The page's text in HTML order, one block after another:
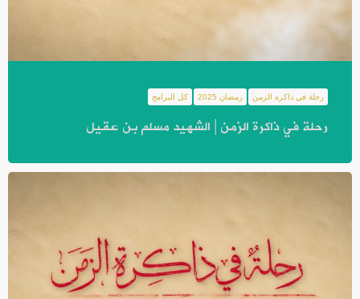
رحلة في ذاكرة الزمن رمضان 2025 كل البرامج
رحلة في ذاكرة الزمن | الشهيد مسلم بن عقيل